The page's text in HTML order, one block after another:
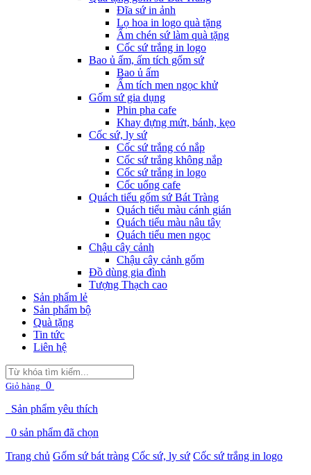
Đĩa sứ in ảnh
Lọ hoa in logo quà tặng
Ấm chén sứ làm quà tặng
Cốc sứ trắng in logo
Bao ủ ấm, ấm tích gốm sứ
Bao ủ ấm
Ấm tích men ngọc khử
Gốm sứ gia dụng
Phin pha cafe
Khay đựng mứt, bánh, kẹo
Cốc sứ, ly sứ
Cốc sứ trắng có nắp
Cốc sứ trắng không nắp
Cốc sứ trắng in logo
Cốc uống cafe
Quách tiểu gốm sứ Bát Tràng
Quách tiểu màu cánh gián
Quách tiểu màu nâu tây
Quách tiểu men ngọc
Chậu cây cảnh
Chậu cây cảnh gốm
Đồ dùng gia đình
Tượng Thạch cao
Sản phẩm lẻ
Sản phẩm bộ
Quà tặng
Tin tức
Liên hệ
Giỏ hàng 0
Sản phẩm yêu thích
0 sản phẩm đã chọn
Trang chủ Gốm sứ bát tràng Cốc sứ, ly sứ Cốc sứ trắng in logo